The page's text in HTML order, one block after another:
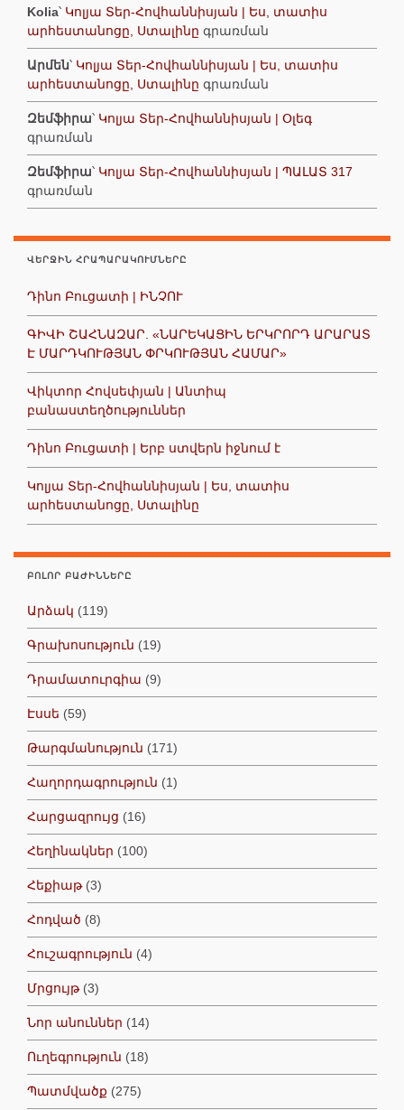
Kolia՝ Կոլյա Տեր-Հովհաննիսյան | Ես, տատիս
արհեստանոցը, Ստալինը գրառման
Արմեն՝ Կոլյա Տեր-Հովհաննիսյան | Ես, տատիս
արհեստանոցը, Ստալինը գրառման
Զեմֆիրա՝ Կոլյա Տեր-Հովհաննիսյան | Օլեգ
գրառման
Զեմֆիրա՝ Կոլյա Տեր-Հովհաննիսյան | ՊԱԼԱՏ 317
գրառման
ՎԵՐՋԻՆ ՀՐԱՊԱՐԱԿՈՒՄՆԵՐԸ
Դինո Բուցատի | ԻՆՉՈՒ
ԳԻՎԻ ՇԱՀՆԱԶԱՐ. «ՆԱՐԵԿԱՑԻՆ ԵՐԿՐՈՐԴ ԱՐԱՐԱՏ
Է ՄԱՐԴԿՈՒԹՅԱՆ ՓՐԿՈՒԹՅԱՆ ՀԱՄԱՐ»
Վիկտոր Հովսեփյան | Անտիպ
բանաստեղծություններ
Դինո Բուցատի | Երբ ստվերն իջնում է
Կոլյա Տեր-Հովհաննիսյան | Ես, տատիս
արհեստանոցը, Ստալինը
ԲՈԼՈՐ ԲԱԺԻՆՆԵՐԸ
Արձակ (119)
Գրախոսություն (19)
Դրամատուրգիա (9)
Էսսե (59)
Թարգմանություն (171)
Հաղորդագրություն (1)
Հարցազրույց (16)
Հեղինակներ (100)
Հեքիաթ(3)
Հոդված (8)
Հուշագրություն (4)
Մրցույթ(3)
Նոր անուններ (14)
Ուղեգրություն (18)
Պատմվածք (275)